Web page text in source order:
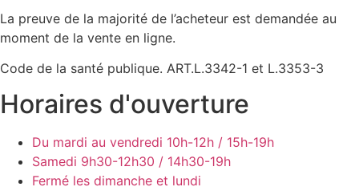
La preuve de la majorité de l’acheteur est demandée au
moment de la vente en ligne.
Code de la santé publique. ART.L.3342-1 et L.3353-3
Horaires d'ouverture
Du mardi au vendredi 10h-12h / 15h-19h
Samedi 9h30-12h30 / 14h30-19h
Fermé les dimanche et lundi